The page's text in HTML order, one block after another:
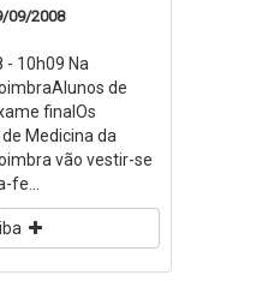
09/2008
- 10h09 Na
de
finalOs
Medicina da
vão vestir-se
fe...